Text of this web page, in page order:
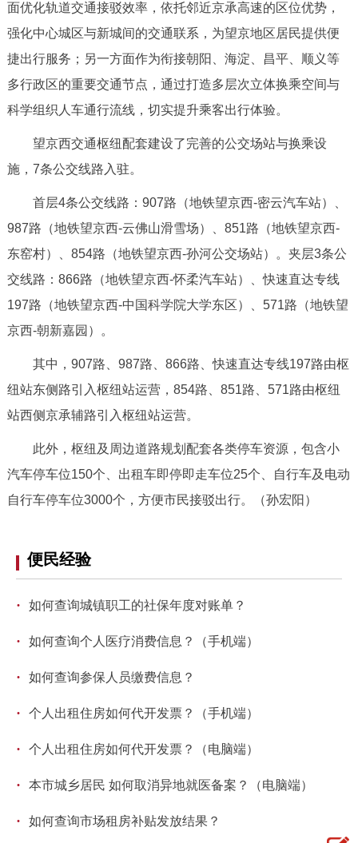
面优化轨道交通接驳效率，依托邻近京承高速的区位优势，
强化中心城区与新城间的交通联系，为望京地区居民提供便
捷出行服务；另一方面作为衔接朝阳、海淀、昌平、顺义等
多行政区的重要交通节点，通过打造多层次立体换乘空间与
科学组织人车通行流线，切实提升乘客出行体验。
望京西交通枢纽配套建设了完善的公交场站与换乘设
施，7条公交线路入驻。
首层4条公交线路：907路（地铁望京西-密云汽车站）、
987路（地铁望京西-云佛山滑雪场）、851路（地铁望京西-
东窑村）、854路（地铁望京西-孙河公交场站）。夹层3条公
交线路：866路（地铁望京西-怀柔汽车站）、快速直达专线
197路（地铁望京西-中国科学院大学东区）、571路（地铁望
京西-朝新嘉园）。
其中，907路、987路、866路、快速直达专线197路由枢
纽站东侧路引入枢纽站运营，854路、851路、571路由枢纽
站西侧京承辅路引入枢纽站运营。
此外，枢纽及周边道路规划配套各类停车资源，包含小
汽车停车位150个、出租车即停即走车位25个、自行车及电动
自行车停车位3000个，方便市民接驳出行。（孙宏阳）
便民经验
· 如何查询城镇职工的社保年度对账单？
· 如何查询个人医疗消费信息？（手机端）
· 如何查询参保人员缴费信息？
· 个人出租住房如何代开发票？（手机端）
· 个人出租住房如何代开发票？（电脑端）
· 本市城乡居民 如何取消异地就医备案？（电脑端）
· 如何查询市场租房补贴发放结果？